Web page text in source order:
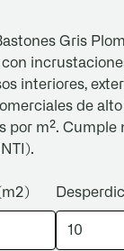
Gris
interiores,
de
por m². Cumple